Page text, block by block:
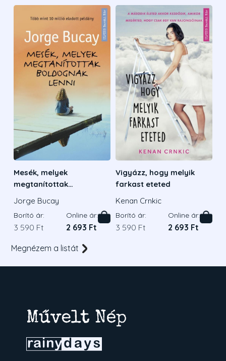
Mesék, melyek
megtanítottak
boldognak lenni
Jorge Bucay
Borító ár:
3 590 Ft
Online ár:
2 693 Ft
Vigyázz, hogy melyik
farkast eteted
Kenan Crnkic
Borító ár:
3 590 Ft
Online ár:
2 693 Ft
Megnézem a listát